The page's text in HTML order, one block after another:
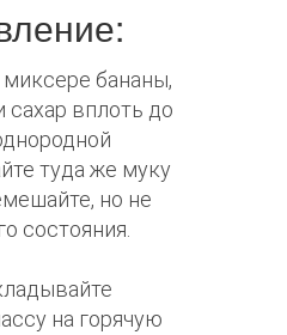
бананы,
сахар вплоть до
туда же муку
но не
состояния.
на горячую